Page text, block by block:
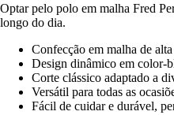
Optar pelo polo em malha Fred
longo do dia.
Confecção em malha de
Design dinâmico em color-
Corte clássico adaptado a
Versátil para todas as
Fácil de cuidar e durável,